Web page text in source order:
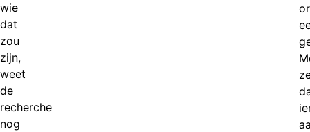
wie
dat
zou
zijn,
weet
de
recherche
nog